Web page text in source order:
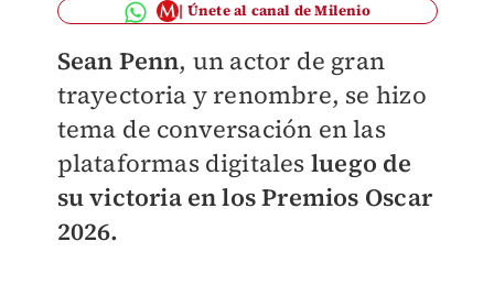
Únete al canal de Milenio
Sean Penn, un actor de gran
trayectoria y renombre, se hizo
tema de conversación en las
plataformas digitales luego de
su victoria en los Premios Oscar
2026.